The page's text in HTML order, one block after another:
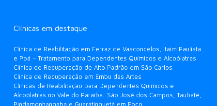
Clínicas em destaque
Clínica de Reabilitação em Ferraz de Vasconcelos, Itaim Paulista
e Poá – Tratamento para Dependentes Químicos e Alcoólatras
Clínica de Recuperação de Alto Padrão em São Carlos
Clínica de Recuperação em Embu das Artes
Clínicas de Reabilitação para Dependentes Químicos e
Alcoólatras no Vale do Paraíba: São José dos Campos, Taubaté,
Pindamonhangaba e Guaratinguetá em Foco